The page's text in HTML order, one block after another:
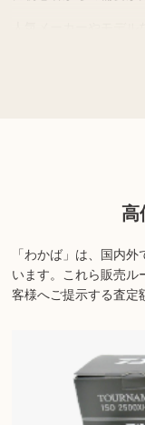
人気メーカーやモデ
す。詳しくは店舗
高
「わかば」は、国内
います。 これら販売ル
客様へご提示する査定